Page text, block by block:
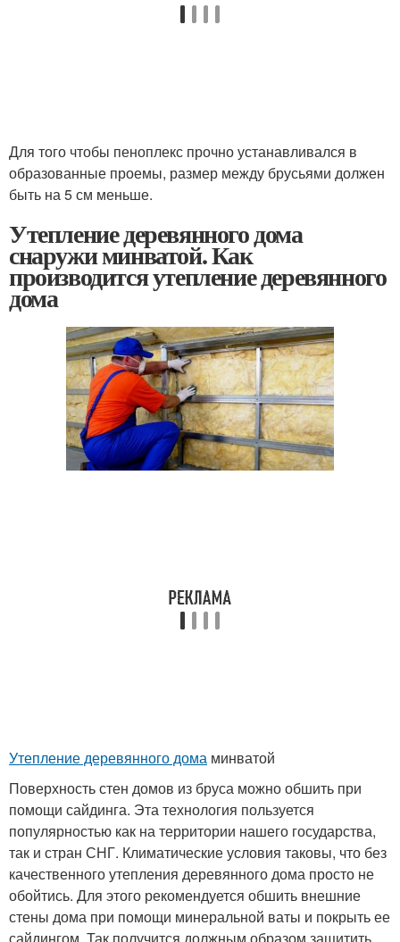
Для того чтобы пеноплекс прочно устанавливался в
образованные проемы, размер между брусьями должен
быть на 5 см меньше.
Утепление деревянного дома
снаружи минватой. Как
производится утепление деревянного
дома
Утепление деревянного дома минватой
Поверхность стен домов из бруса можно обшить при
помощи сайдинга. Эта технология пользуется
популярностью как на территории нашего государства,
так и стран СНГ. Климатические условия таковы, что без
качественного утепления деревянного дома просто не
обойтись. Для этого рекомендуется обшить внешние
стены дома при помощи минеральной ваты и покрыть ее